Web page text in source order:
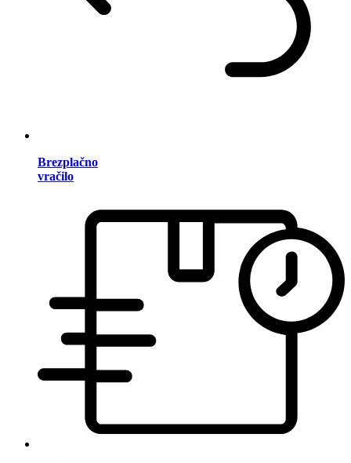
Brezplačno
vračilo